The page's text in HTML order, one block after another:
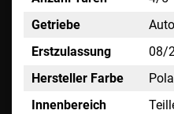
Getriebe
Erstzulassung
08/
Hersteller Farbe
Innenbereich